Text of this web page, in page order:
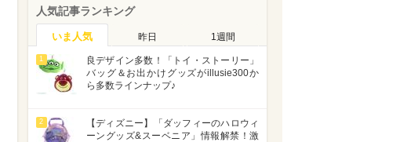
人気記事ランキング
いま人気 昨日 1週間
1
良デザイン多数！「トイ・ストーリー」
バッグ＆お出かけグッズがillusie300か
ら多数ラインナップ♪
2
【ディズニー】「ダッフィーのハロウィ
ーングッズ&スーベニア」情報解禁！激